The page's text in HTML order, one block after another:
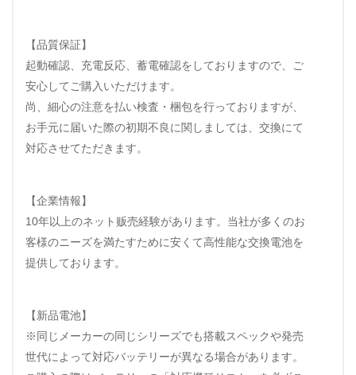
【品質保証】
起動確認、充電反応、蓄電確認をしておりますので、ご
安心してご購入いただけます。
尚、細心の注意を払い検査・梱包を行っておりますが、
お手元に届いた際の初期不良に関しましては、交換にて
対応させてただきます。
【企業情報】
10年以上のネット贩売経験があります。当社が多くのお
客様のニーズを満たすために安くて高性能な交換電池を
提供しております。
【新品電池】
※同じメーカーの同じシリーズでも搭載スペックや発売
世代によって対応バッテリーが異なる場合があります。